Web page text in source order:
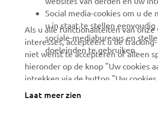
Klokkenluiderskanaal
voor
dealers
Netherlands (Dutch)
Social media-cookies om u
u in staat te stellen eenvoudig
sociale-mediabureaus en
doeleinden te gebruiken.
Als u alle functionaliteiten van
interesses, accepteert u de
niet wenst te accepteren of alleen
hieronder op de knop "Uw cookies
intrekken via de button "Uw cookies
hoe we deze gebruiken.
Laat meer zien